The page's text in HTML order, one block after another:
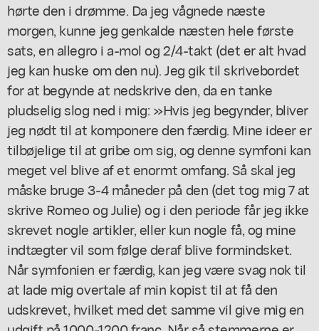
hørte den i drømme. Da jeg vågnede næste
morgen, kunne jeg genkalde næsten hele første
sats, en allegro i a-mol og 2/4-takt (det er alt hvad
jeg kan huske om den nu). Jeg gik til skrivebordet
for at begynde at nedskrive den, da en tanke
pludselig slog ned i mig: »Hvis jeg begynder, bliver
jeg nødt til at komponere den færdig. Mine ideer er
tilbøjelige til at gribe om sig, og denne symfoni kan
meget vel blive af et enormt omfang. Så skal jeg
måske bruge 3-4 måneder på den (det tog mig 7 at
skrive Romeo og Julie) og i den periode får jeg ikke
skrevet nogle artikler, eller kun nogle få, og mine
indtægter vil som følge deraf blive formindsket.
Når symfonien er færdig, kan jeg være svag nok til
at lade mig overtale af min kopist til at få den
udskrevet, hvilket med det samme vil give mig en